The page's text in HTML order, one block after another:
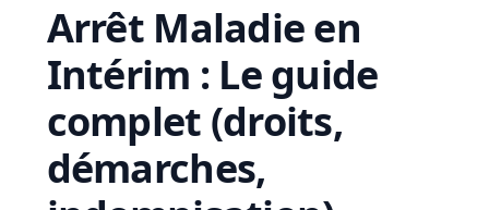
Arrêt Maladie en
Intérim : Le guide
complet (droits,
démarches,